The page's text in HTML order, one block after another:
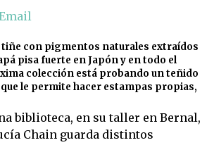
tiñe con pigmentos naturales extraídos
pisa fuerte en Japón y en todo el
colección está probando un teñido
le permite hacer estampas propias,
biblioteca, en su taller en Bernal,
Chain guarda distintos